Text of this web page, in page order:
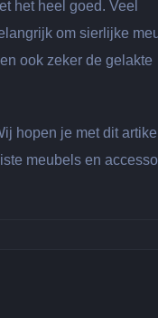
het heel goed. Veel
om sierlijke
ook zeker de gelakte
hopen je met dit
meubels en